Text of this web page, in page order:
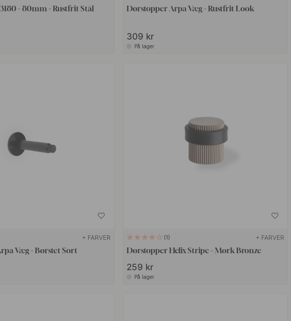
- 80mm - Rustfrit Stål
Dørstopper Arpa Væg - Rustfrit Look
309 kr
På lager
+ FARVER
Væg - Børstet Sort
1 + FARVER
Dørstopper Helix Stripe - Mørk Bronze
259 kr
På lager